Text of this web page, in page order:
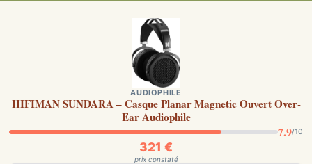
AUDIOPHILE
HIFIMAN SUNDARA – Casque Planar Magnetic Ouvert Over-
Ear Audiophile
7.9/10
321 €
prix constaté